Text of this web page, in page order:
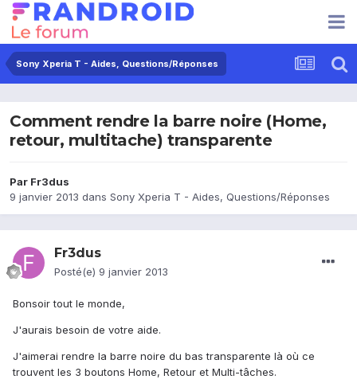
Sony Xperia T - Aides, Questions/Réponses
Comment rendre la barre noire (Home,
retour, multitache) transparente
Par Fr3dus
9 janvier 2013 dans Sony Xperia T - Aides, Questions/Réponses
Fr3dus
Posté(e) 9 janvier 2013
Bonsoir tout le monde,
J'aurais besoin de votre aide.
J'aimerai rendre la barre noire du bas transparente là où ce
trouvent les 3 boutons Home, Retour et Multi-tâches.